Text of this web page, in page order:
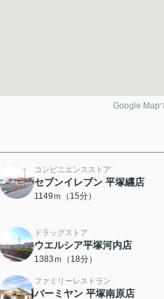
Google Map
コンビニエンスストア
セブンイレブン 平塚纒店
1149ｍ（15分）
ドラッグストア
ウエルシア平塚河内店
1383ｍ（18分）
ファミリーレストラン
バーミヤン 平塚南原店